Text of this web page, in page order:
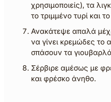
χρησιμοποιείς), τα
το τριμμένο τυρί και
Ανακάτεψε απαλά
να γίνει κρεμώδες το
σπάσουν τα
Σέρβιρε αμέσως με
και φρέσκο άνηθο.